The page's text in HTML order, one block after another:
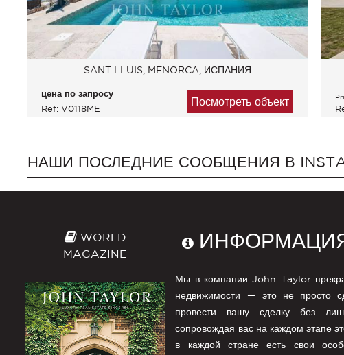
SANT LLUIS, MENORCA, ИСПАНИЯ
цена по запросу
Ref: V0118ME
Посмотреть объект
НАШИ ПОСЛЕДНИЕ СООБЩЕНИЯ В
WORLD
MAGAZINE
Мы в компании John Taylor
недвижимости — это не просто
провести вашу сделку без
сопровождая вас на каждом этапе
в каждой стране есть свои